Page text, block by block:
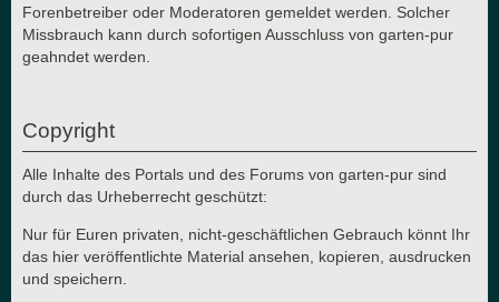
Forenbetreiber oder Moderatoren gemeldet werden. Solcher
Missbrauch kann durch sofortigen Ausschluss von garten-pur
geahndet werden.
Copyright
Alle Inhalte des Portals und des Forums von garten-pur sind
durch das Urheberrecht geschützt:
Nur für Euren privaten, nicht-geschäftlichen Gebrauch könnt Ihr
das hier veröffentlichte Material ansehen, kopieren, ausdrucken
und speichern.